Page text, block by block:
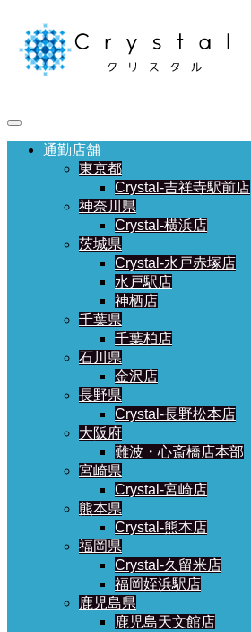
通勤店舗
東京都
Crystal-吉祥寺駅前店
神奈川県
Crystal-横浜店
茨城県
Crystal-水戸赤塚店
水戸駅店
神栖店
千葉県
千葉柏店
石川県
金沢店
長野県
Crystal-長野松本店
大阪府
難波・心斎橋店本部
宮崎県
Crystal-宮崎店
熊本県
Crystal-熊本店
福岡県
Crystal-久留米店
福岡姪浜駅店
鹿児島県
鹿児島天文館店